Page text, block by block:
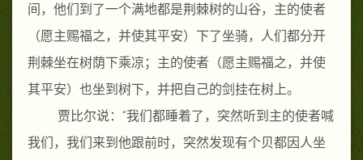
间，他们到了一个满地都是荆棘树的山谷，主的使者
（愿主赐福之，并使其平安） 下了坐骑，人们都分开
荆棘坐在树荫下乘凉；主的使者 （愿主赐福之，并使
其平安） 也坐到树下，并把自己的剑挂在树上。
贾比尔说：“我们都睡着了，突然听到主的使者喊
我们，我们来到他跟前时，突然发现有个贝都因人坐